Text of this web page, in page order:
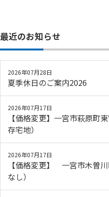
最近のお知らせ
2026年07月28日
夏季休日のご案内2026
2026年07月17日
【価格変更】一宮市萩原
存宅地）
2026年07月17日
【価格変更】 一宮市木曽
なし）